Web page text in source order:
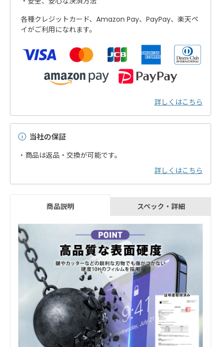
商品説明 スペック・詳細
各種クレジットカード、Amazon Pay、PayPay、楽天ペ
イがご利用になれます。
詳しくはこちら
当社の保証
・商品は返品・交換が可能です。
詳しくはこちら